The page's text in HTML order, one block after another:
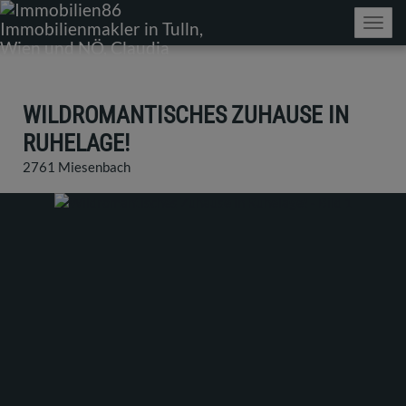
WILDROMANTISCHES ZUHAUSE IN
RUHELAGE!
2761 Miesenbach